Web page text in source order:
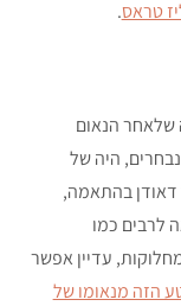
טראס.
שלאחר הנאום
היה של
דאודן בהתאמה,
לרבים כמו
עדיין אפשר
הזה מנאומו של